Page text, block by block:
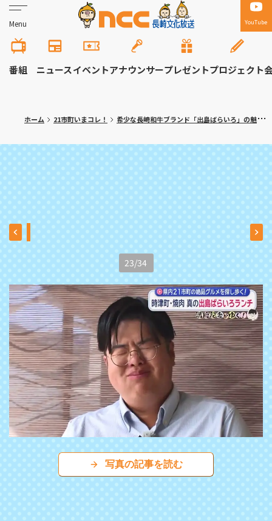
Menu YouTube
番組 ニュースイベントアナウンサープレゼントプロジェクト
ホーム 21市町いまコレ！ 希少な長崎和牛ブランド「出島ばらいろ」の魅力 時津町「焼肉 真」満腹記者㉒
23/34
写真の記事を読む